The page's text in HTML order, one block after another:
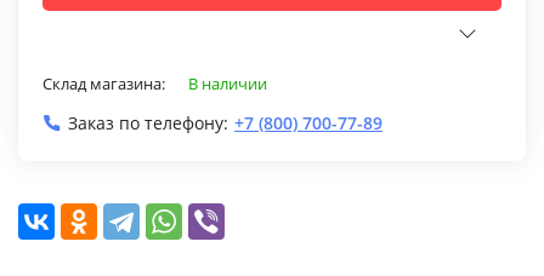
Склад магазина: В наличии
Заказ по телефону: +7 (800) 700-77-89